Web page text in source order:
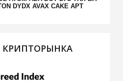
DYDX AVAX CAKE APT